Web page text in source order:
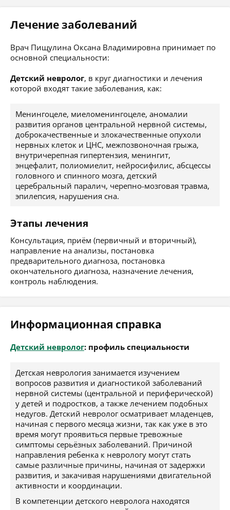
Лечение заболеваний
Врач Пищулина Оксана Владимировна принимает по
основной специальности:
Детский невролог, в круг диагностики и лечения
которой входят такие заболевания, как:
Менингоцеле, миеломенингоцеле, аномалии
развития органов центральной нервной системы,
доброкачественные и злокачественные опухоли
нервных клеток и ЦНС, межпозвоночная грыжа,
внутричерепная гипертензия, менингит,
энцефалит, полиомиелит, нейросифилис, абсцессы
головного и спинного мозга, детский
церебральный паралич, черепно-мозговая травма,
эпилепсия, нарушения сна.
Этапы лечения
Консультация, приём (первичный и вторичный),
направление на анализы, постановка
предварительного диагноза, постановка
окончательного диагноза, назначение лечения,
контроль наблюдения.
Информационная справка
Детский невролог: профиль специальности
Детская неврология занимается изучением
вопросов развития и диагностикой заболеваний
нервной системы (центральной и периферической)
у детей и подростков, а также лечением подобных
недугов. Детский невролог осматривает младенцев,
начиная с первого месяца жизни, так как уже в это
время могут проявиться первые тревожные
симптомы серьёзных заболеваний. Причиной
направления ребенка к неврологу могут стать
самые различные причины, начиная от задержки
развития, и закачивая нарушениями двигательной
активности и координации.
В компетенции детского невролога находятся